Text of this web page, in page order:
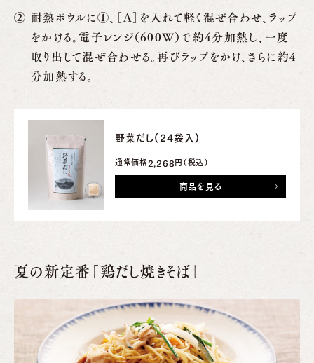
耐熱ボウルに①、［A］を入れて軽く混ぜ合わせ、ラップ
をかける。電子レンジ（600W）で約4分加熱し、一度
取り出して混ぜ合わせる。再びラップをかけ、さらに約4
分加熱する。
野菜だし(24袋入)
通常価格2,268 円（税込）
商品を見る
夏の新定番「鶏だし焼きそば」